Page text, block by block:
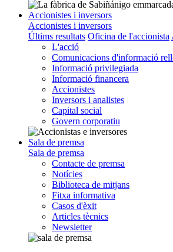
Accionistes i inversors
Accionistes i inversors
Últims resultats Oficina de l'accionista
L'acció
Comunicacions d'informació
Informació privilegiada
Informació financera
Accionistes
Inversors i analistes
Capital social
Govern corporatiu
Sala de premsa
Sala de premsa
Contacte de premsa
Notícies
Biblioteca de mitjans
Fitxa informativa
Casos d'èxit
Articles tècnics
Newsletter